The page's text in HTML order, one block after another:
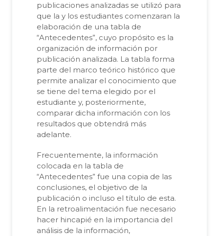
publicaciones analizadas se utilizó para
que la y los estudiantes comenzaran la
elaboración de una tabla de
“Antecedentes”, cuyo propósito es la
organización de información por
publicación analizada. La tabla forma
parte del marco teórico histórico que
permite analizar el conocimiento que
se tiene del tema elegido por el
estudiante y, posteriormente,
comparar dicha información con los
resultados que obtendrá más
adelante.
Frecuentemente, la información
colocada en la tabla de
“Antecedentes” fue una copia de las
conclusiones, el objetivo de la
publicación o incluso el título de esta.
En la retroalimentación fue necesario
hacer hincapié en la importancia del
análisis de la información,